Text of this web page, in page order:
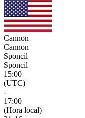
Cannon
Cannon
Sponcil
Sponcil
15:00
(UTC)
-
17:00
(Hora local)